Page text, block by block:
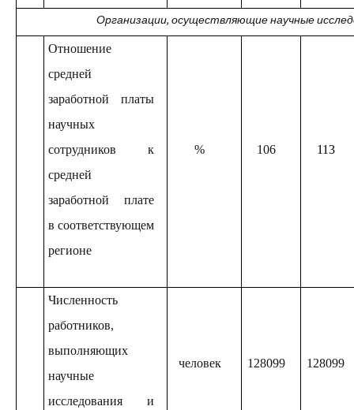
Организации, осуществляющие научные
Отношение
средней
заработной платы
научных
сотрудников к
средней
заработной плате
в соответствующем
регионе
% 106 113
Численность
работников,
выполняющих
научные
исследования и
человек 128099 128099